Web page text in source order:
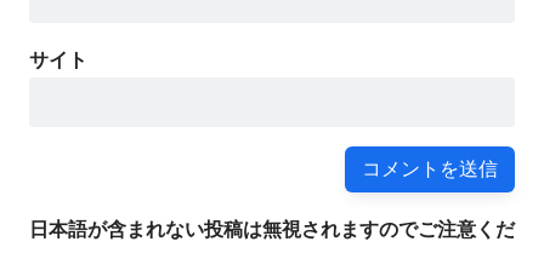
サイト
日本語が含まれない投稿は無視されますのでご注意くだ